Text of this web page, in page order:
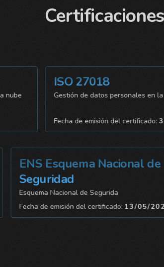
la nube
ISO 27018
Gestión de datos personales
Fecha de emisión del
ENS Esquema Nacional de
Seguridad
Esquema Nacional de Segurida
Fecha de emisión del certificado:13/05/2025